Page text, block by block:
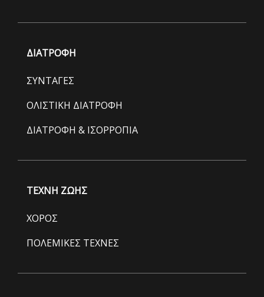
ΔΙΑΤΡΟΦΗ
ΣΥΝΤΑΓΕΣ
ΟΛΙΣΤΙΚΗ ΔΙΑΤΡΟΦΗ
ΔΙΑΤΡΟΦΗ & ΙΣΟΡΡΟΠΙΑ
ΤΕΧΝΗ ΖΩΗΣ
ΧΟΡΟΣ
ΠΟΛΕΜΙΚΕΣ ΤΕΧΝΕΣ